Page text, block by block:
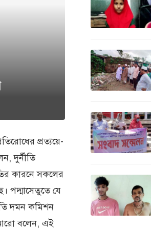
প্রত্যয়ে-
দুর্নীতি
কারনে সকলের
পদ্মাসেতুতে যে
দমন কমিশন
আরো বলেন, এই